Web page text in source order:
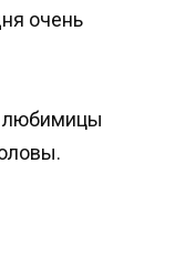
очень
любимицы